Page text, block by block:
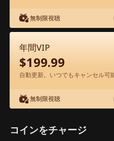
エピソード62 - 将
たよ 映画フル
1-50 51-81
62
無制限視聴
年間VIP
$199.99
自動更新。いつでもキャンセル可
無制限視聴
コインをチャージ